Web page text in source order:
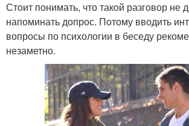
Стоит понимать, что такой разговор не
напоминать допрос. Потому вводить
вопросы по психологии в беседу
незаметно.